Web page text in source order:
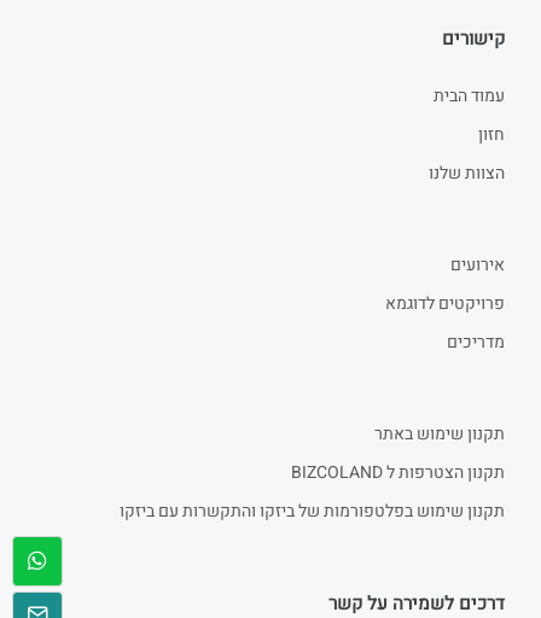
קישורים
עמוד הבית
חזון
הצוות שלנו
אירועים
פרויקטים לדוגמא
מדריכים
תקנון שימוש באתר
תקנון הצטרפות ל BIZCOLAND
תקנון שימוש בפלטפורמות של ביזקו והתקשרות עם ביזקו
דרכים לשמירה על קשר